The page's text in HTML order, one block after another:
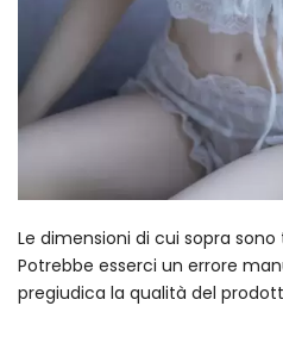
Le dimensioni di cui sopra
Potrebbe esserci un errore
pregiudica la qualità del